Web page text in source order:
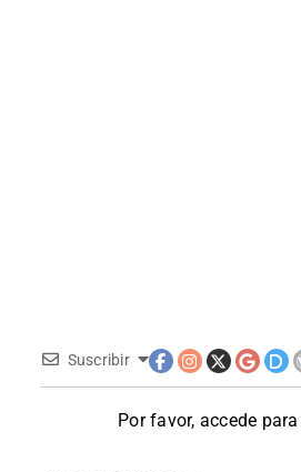
Suscribir
Por favor, accede